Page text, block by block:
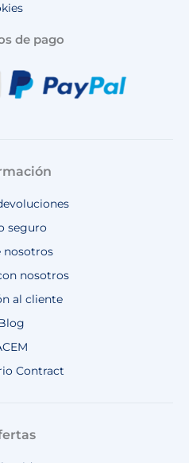
de pago
seguro
nosotros
nosotros
al cliente
Contract